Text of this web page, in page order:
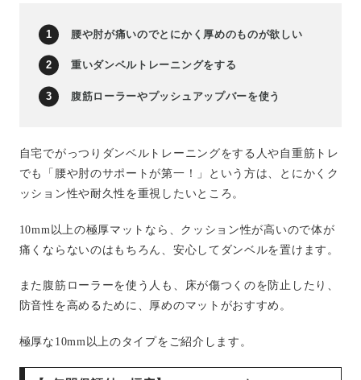
腰や肘が痛いのでとにかく厚めのものが欲しい
重いダンベルトレーニングをする
腹筋ローラーやプッシュアップバーを使う
自宅でがっつりダンベルトレーニングをする人や自重筋トレ
でも「腰や肘のサポートが第一！」という方は、とにかくク
ッション性や耐久性を重視したいところ。
10mm以上の極厚マットなら、クッション性が高いので体が
痛くならないのはもちろん、安心してダンベルを置けます。
また腹筋ローラーを使う人も、床が傷つくのを防止したり、
防音性を高めるために、厚めのマットがおすすめ。
極厚な10mm以上のタイプをご紹介します。